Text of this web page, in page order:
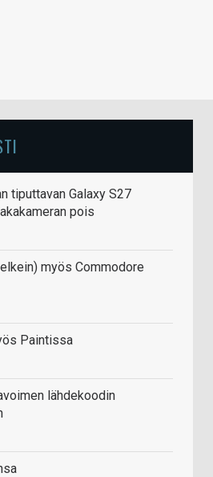
tiputtavan Galaxy S27
pois
myös Commodore
Paintissa
lähdekoodin